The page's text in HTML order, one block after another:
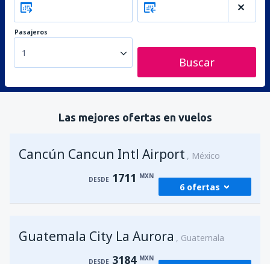
Pasajeros
1
Buscar
Las mejores ofertas en vuelos
Cancún Cancun Intl Airport México
DESDE 1711 MXN
6 ofertas
México Benito Juárez (MEX)
1950
Guatemala City La Aurora Guatemala
DESDE 3184 MXN